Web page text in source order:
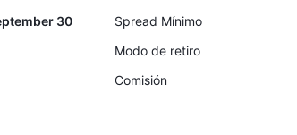
30 Spread Mínimo
Modo de retiro
Comisión